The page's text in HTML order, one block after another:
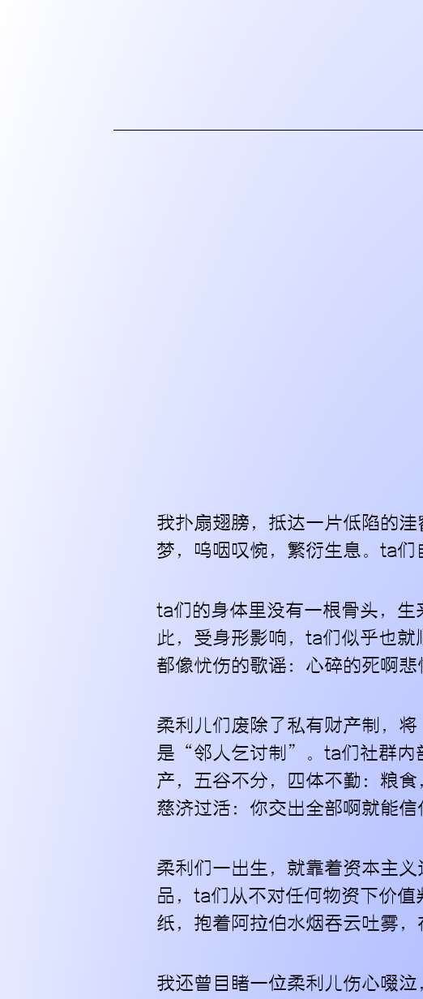
我扑扇翅膀，抵达一片低陷的
梦，呜咽叹惋，繁衍生息。ta们
ta们的身体里没有一根骨头，
此，受身形影响，ta们似乎也
都像忧伤的歌谣：心碎的死啊悲
柔利儿们废除了私有财产制，
是“邻人乞讨制”。ta们社群内
产，五谷不分，四体不勤：粮
慈济过活：你交出全部啊就能信
柔利们一出生，就靠着资本主
品，ta们从不对任何物资下价
纸，抱着阿拉伯水烟吞云吐雾
我还曾目睹一位柔利儿伤心啜
活动